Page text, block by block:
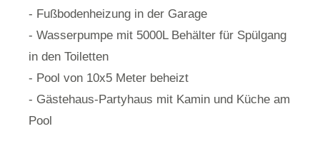
- Fußbodenheizung in der Garage
- Wasserpumpe mit 5000L Behälter für Spülgang
in den Toiletten
- Pool von 10x5 Meter beheizt
- Gästehaus-Partyhaus mit Kamin und Küche am
Pool